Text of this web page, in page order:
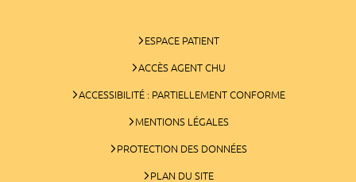
ESPACE PATIENT
ACCÈS AGENT CHU
ACCESSIBILITÉ : PARTIELLEMENT CONFORME
MENTIONS LÉGALES
PROTECTION DES DONNÉES
PLAN DU SITE